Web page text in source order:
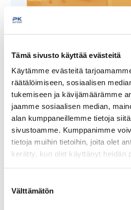
Tämä sivusto käyttää evästeitä
Käytämme evästeitä
räätälöimiseen, sosiaalisen
tukemiseen ja kävijämäärämme
jaamme sosiaalisen median,
alan kumppaneillemme tietoja
sivustoamme. Kumppanimme
tietoja muihin tietoihin, joita olet
kerätty, kun olet käyttänyt heidän
valinta
Välttämätön
Tämäkin laite
TUTUSTU ›